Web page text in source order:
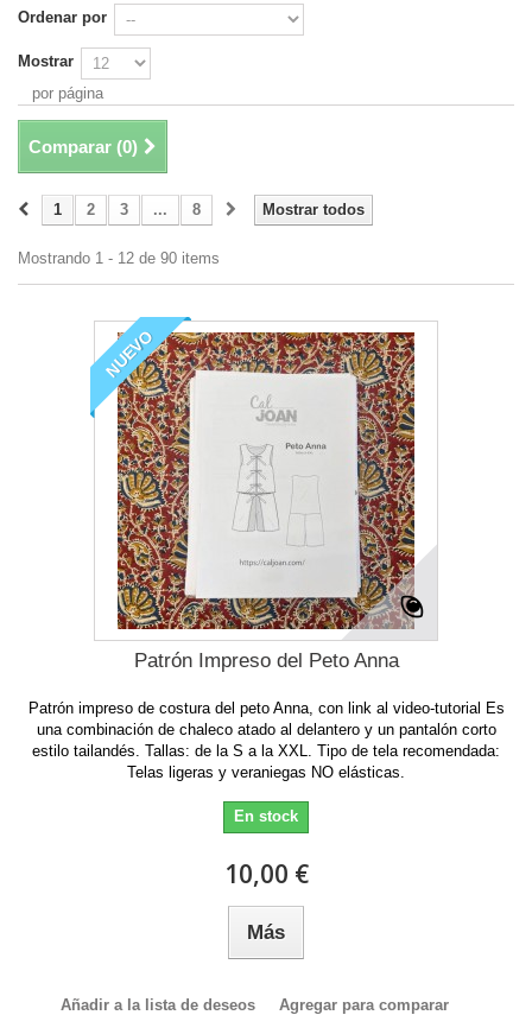
Ordenar por
Mostrar
por página
Comparar (0)
Mostrar todos
1 2 3 ... 8
Mostrando 1 - 12 de 90 items
NUEVO
Patrón Impreso del Peto Anna
Patrón impreso de costura del peto Anna, con link al video-tutorial Es
una combinación de chaleco atado al delantero y un pantalón corto
estilo tailandés. Tallas: de la S a la XXL. Tipo de tela recomendada:
Telas ligeras y veraniegas NO elásticas.
En stock
10,00 €
Más
Añadir a la lista de deseos Agregar para comparar